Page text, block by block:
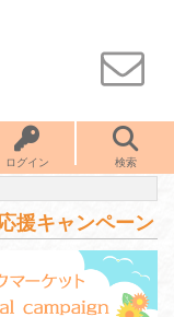
ログイン 検索
援キャンペーン